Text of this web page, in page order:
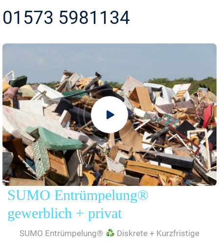
01573 5981134
SUMO Entrümpelung®
gewerblich + privat
SUMO Entrümpelung®
Diskrete + Kurzfristige